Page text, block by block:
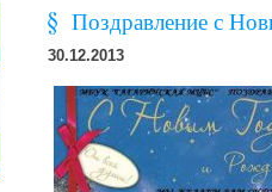
Поздравление с
30.12.2013